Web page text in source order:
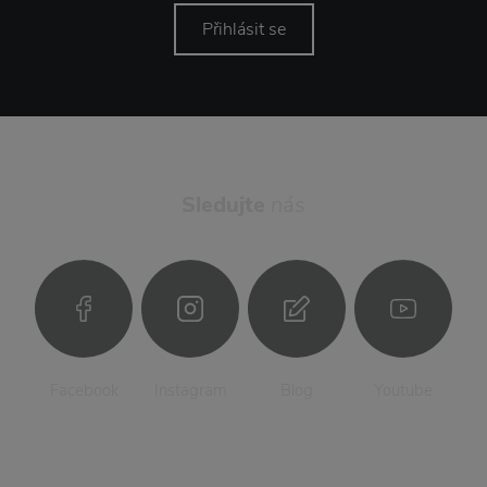
Přihlásit se